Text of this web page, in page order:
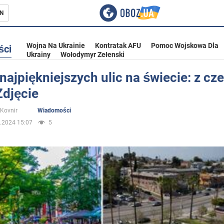
Ukrainie
Wojna Na Ukrainie Kontratak AFU
Pomoc Wojskowa Dla
Ukrainy
Wołodymyr Zełenski
ulic na świecie: z
Wiadomości
15:07
5